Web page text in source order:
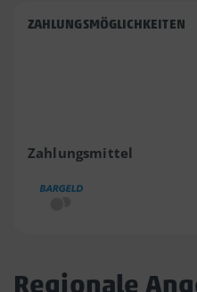
ZAHLUNGSMÖGLICHKEITEN
Zahlungsmittel
Regionale